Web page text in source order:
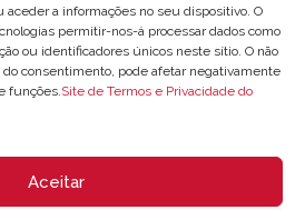
a informações no seu dispositivo. O
permitir-nos-á processar dados como
ou identificadores únicos neste sítio. O não
consentimento, pode afetar negativamente
funções.Site de Termos e Privacidade do
Aceitar